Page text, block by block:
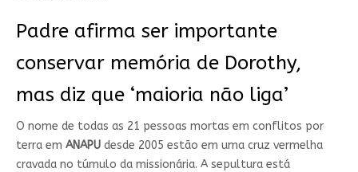
Padre afirma ser importante
conservar memória de Dorothy,
mas diz que ‘maioria não liga’
O nome de todas as 21 pessoas mortas em conflitos por
terra em ANAPUdesde 2005 estão em uma cruz vermelha
cravada no túmulo da missionária. A sepultura está